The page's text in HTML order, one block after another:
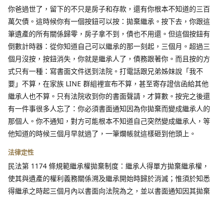
你爸過世了，留下的不只是房子和存款，還有你根本不知道的三百
萬欠債。這時候你有一個按鈕可以按：拋棄繼承。按下去，你跟這
筆遺產的所有關係歸零，房子拿不到，債也不用還。但這個按鈕有
倒數計時器：從你知道自己可以繼承的那一刻起，三個月。超過三
個月沒按，按鈕消失，你就是繼承人了，債務跟著你。而且按的方
式只有一種：寫書面文件送到法院。打電話跟兄弟姊妹說「我不
要」不算，在家族 LINE 群組裡宣布不算，甚至寄存證信函給其他
繼承人也不算。只有法院收到你的書面聲請，才算數。按完之後還
有一件事很多人忘了：你必須書面通知因為你拋棄而變成繼承人的
那個人。你不通知，對方可能根本不知道自己突然變成繼承人，等
他知道的時候三個月早就過了，一筆爛帳就這樣砸到他頭上。
法律定性
民法第 1174 條規範繼承權拋棄制度：繼承人得單方拋棄繼承權，
使其與遺產的權利義務關係溯及繼承開始時歸於消滅；惟須於知悉
得繼承之時起三個月內以書面向法院為之，並以書面通知因其拋棄